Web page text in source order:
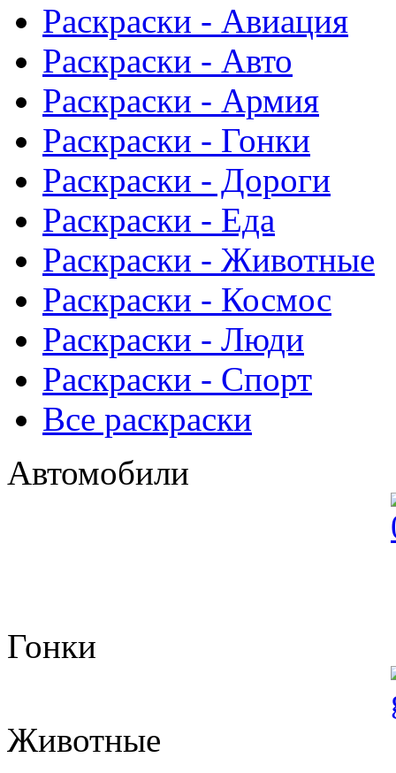
Раскраски - Авиация
Раскраски - Авто
Раскраски - Армия
Раскраски - Гонки
Раскраски - Дороги
Раскраски - Еда
Раскраски - Животныe
Раскраски - Космос
Раскраски - Люди
Раскраски - Спорт
Все раскраски
Автомобили
Гонки
Животные